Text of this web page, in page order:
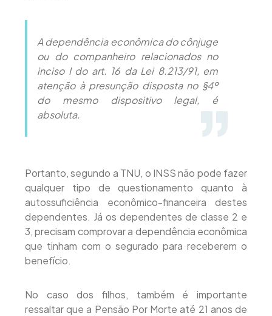
A dependência econômica do cônjuge
ou do companheiro relacionados no
inciso I do art. 16 da Lei 8.213/91, em
atenção à presunção disposta no §4º
do mesmo dispositivo legal, é
absoluta.
Portanto, segundo a TNU, o INSS não pode fazer
qualquer tipo de questionamento quanto à
autossuficiência econômico-financeira destes
dependentes. Já os dependentes de classe 2 e
3, precisam comprovar a dependência econômica
que tinham com o segurado para receberem o
benefício.
No caso dos filhos, também é importante
ressaltar que a Pensão Por Morte até 21 anos de